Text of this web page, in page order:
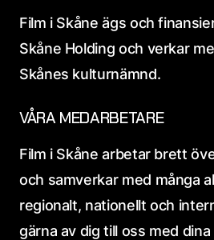
Film i Skåne ägs och
Skåne Holding och verkar
Skånes kulturnämnd.
VÅRA MEDARBETARE
Film i Skåne arbetar brett
och samverkar med många
regionalt, nationellt och
gärna av dig till oss med